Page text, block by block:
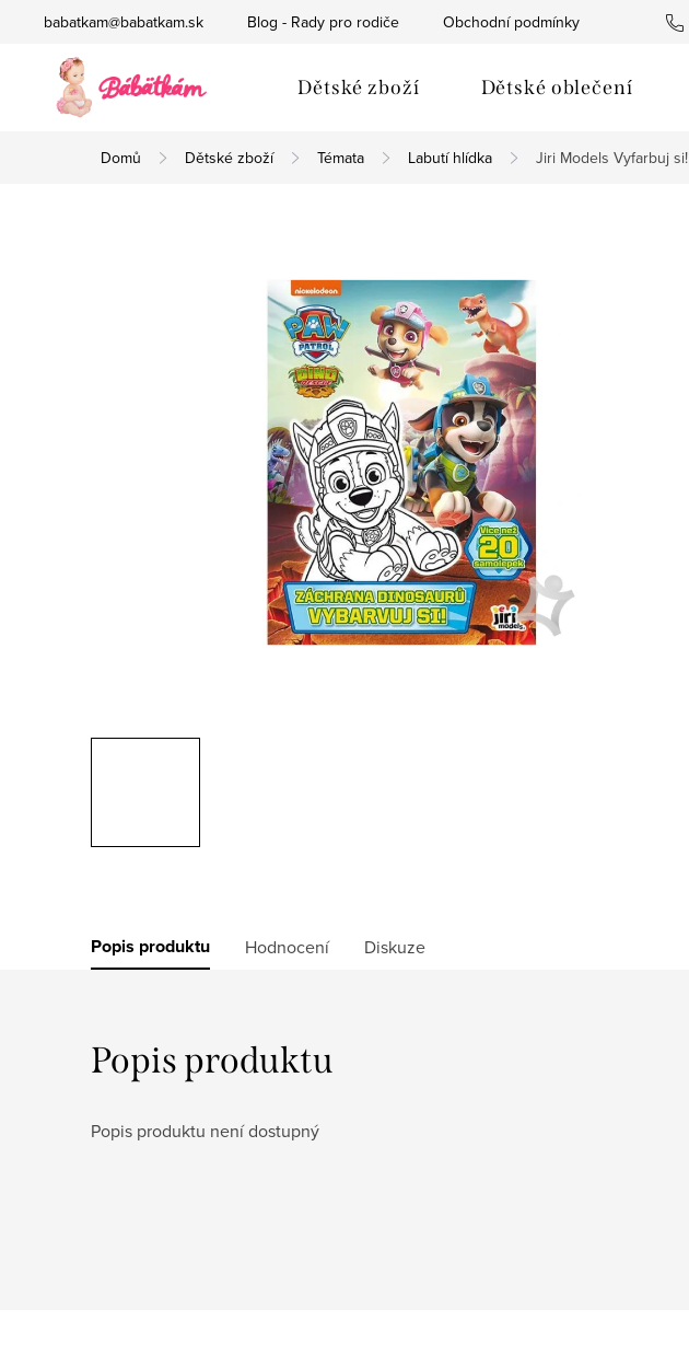
babatkam@babatkam.sk Blog - Rady pro rodiče Obchodní podmínky
Dětské zboží Dětské oblečení
Domů Dětské zboží Témata Labutí hlídka Jiri Models Vyfarbuj
Popis produktu Hodnocení Diskuze
Popis produktu
Popis produktu není dostupný